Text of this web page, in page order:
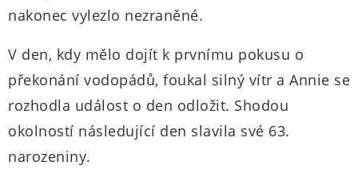
nakonec vylezlo nezraněné.
V den, kdy mělo dojít k prvnímu pokusu o
překonání vodopádů, foukal silný vítr a Annie se
rozhodla událost o den odložit. Shodou
okolností následující den slavila své 63.
narozeniny.